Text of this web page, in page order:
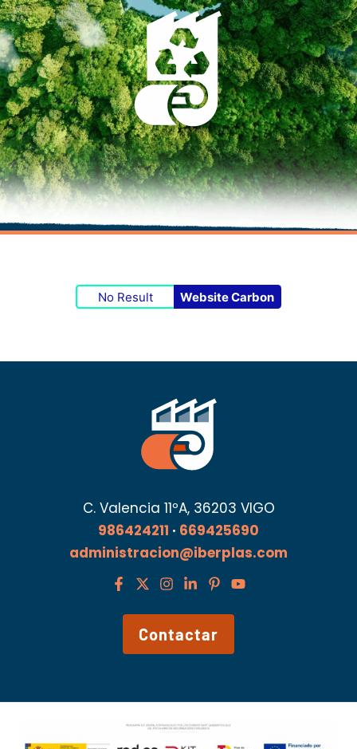
No Result Website Carbon
C. Valencia 11ºA, 36203 VIGO
986424211 · 669425690
administracion@iberplas.com
Contactar